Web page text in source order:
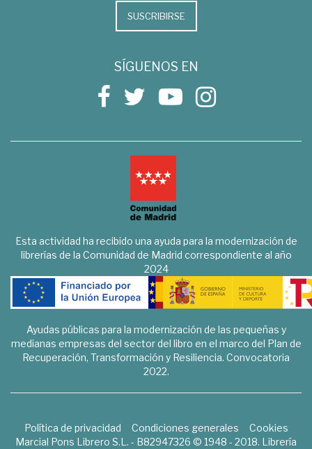
SUSCRIBIRSE
SÍGUENOS EN
Esta actividad ha recibido una ayuda para la modernización de
librerías de la Comunidad de Madrid correspondiente al año
2024
Ayudas públicas para la modernización de las pequeñas y
medianas empresas del sector del libro en el marco del Plan de
Recuperación, Transformación y Resiliencia. Convocatoria
2022.
Política de privacidad Condiciones generales
Cookies
Marcial Pons Librero S.L. - B82947326 © 1948 - 2018. Librería